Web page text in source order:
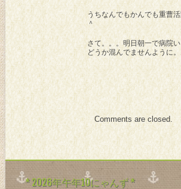
うちなんでもかんでも重曹
＾
さて。。。明日朝一で病院
どうか混んでませんように
Comments are closed.
* 2026年午年10にゃんず *